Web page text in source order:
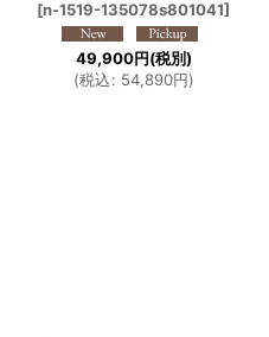
[n-1519-135078s801041]
49,900円(税別)
(税込: 54,890円)